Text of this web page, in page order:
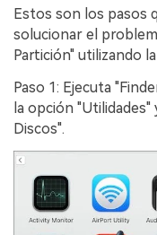
Estos son los pasos
solucionar el
Partición" utilizando
Paso 1: Ejecuta
la opción
Discos".󠀲󠀡󠀩󠀣󠀡󠀣󠀠󠀡󠀧